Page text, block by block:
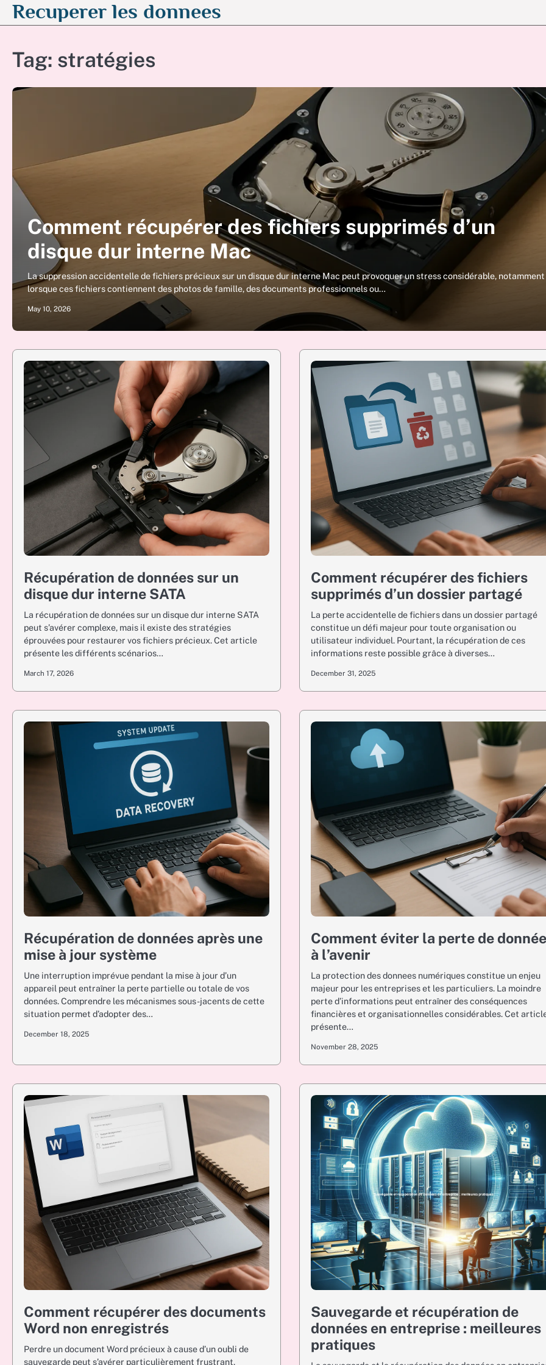
SkipRecuperer les donnees
Tag: stratégies
Comment récupérer des fichiers supprimés d’un
disque dur interne Mac
La suppression accidentelle de fichiers précieux sur un disque dur interne Mac peut provoquer un stress considérable, notamment
lorsque ces fichiers contiennent des photos de famille, des documents professionnels ou…
May 10, 2026
Récupération de données sur un
disque dur interne SATA
La récupération de données sur un disque dur interne SATA
peut s’avérer complexe, mais il existe des stratégies
éprouvées pour restaurer vos fichiers précieux. Cet article
présente les différents scénarios…
March 17, 2026
Comment récupérer des fichiers
supprimés d’un dossier partagé
La perte accidentelle de fichiers dans un dossier partagé
constitue un défi majeur pour toute organisation ou
utilisateur individuel. Pourtant, la récupération de ces
informations reste possible grâce à diverses…
December 31, 2025
Récupération de données après une
mise à jour système
Une interruption imprévue pendant la mise à jour d’un
appareil peut entraîner la perte partielle ou totale de vos
données. Comprendre les mécanismes sous-jacents de cette
situation permet d’adopter des…
December 18, 2025
Comment éviter la perte de
à l’avenir
La protection des donnees numériques constitue un enjeu
majeur pour les entreprises et les particuliers. La moindre
perte d’informations peut entraîner des conséquences
financières et organisationnelles considérables. Cet
présente…
November 28, 2025
Comment récupérer des documents
Word non enregistrés
Perdre un document Word précieux à cause d’un oubli de
sauvegarde peut s’avérer particulièrement frustrant.
Sauvegarde et récupération de
données en entreprise : meilleures
pratiques